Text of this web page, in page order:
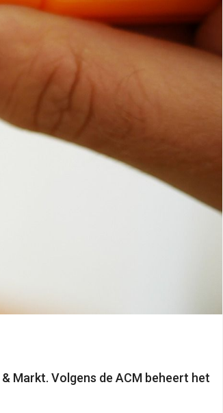
Markt. Volgens de ACM beheert het